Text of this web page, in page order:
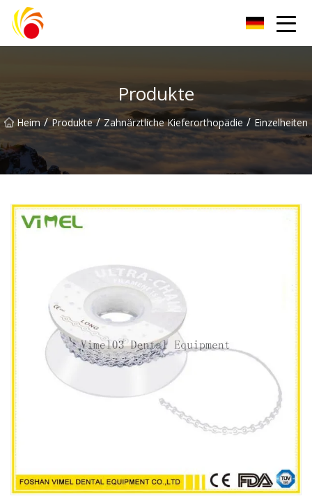
Produkte
Heim / Produkte / Zahnärztliche Kieferorthopädie / Einzelheiten